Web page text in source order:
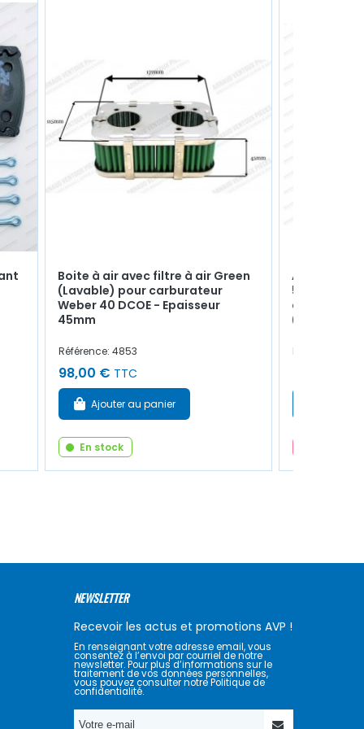
Boite à air avec filtre à air Green
(Lavable) pour carburateur
Weber 40 DCOE - Epaisseur
45mm
Référence: 4853
98,00 € TTC
Ajouter au panier
En stock
Allumeur
525029
capsule de
(R1223)
Référence:
NEWSLETTER
Recevoir les actus et promotions AVP !
En renseignant votre adresse email, vous
consentez à l’envoi par courriel de notre
newsletter. Pour plus d’informations sur le
traitement de vos données personnelles,
vous pouvez consulter notre Politique de
confidentialité.